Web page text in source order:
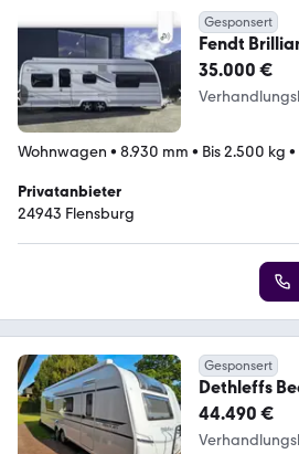
Gesponsert
Fendt
Zelt, Mover,
35.000 €
Wohnwagen • 8.930 mm • Bis 2.500 kg •
Privatanbieter
24943 Flensburg
Gesponsert
Dethleffs
BFK
44.490 €